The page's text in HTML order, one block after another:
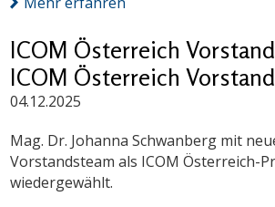
ICOM Österreich
ICOM Österreich
04.12.2025
Mag. Dr. Johanna Schwanberg mit
Vorstandsteam als ICOM Österreich-
wiedergewählt.